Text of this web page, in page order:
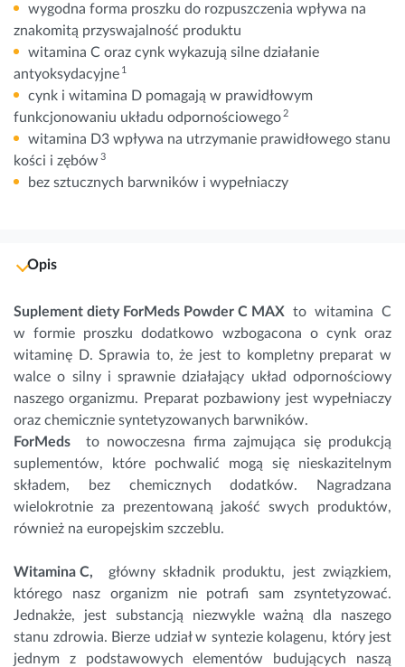
wygodna forma proszku do rozpuszczenia wpływa na
znakomitą przyswajalność produktu
witamina C oraz cynk wykazują silne działanie
antyoksydacyjne1
cynk i witamina D pomagają w prawidłowym
funkcjonowaniu układu odpornościowego2
witamina D3 wpływa na utrzymanie prawidłowego stanu
kości i zębów3
bez sztucznych barwników i wypełniaczy
Opis
Suplement diety ForMeds Powder C MAX to witamina C
w formie proszku dodatkowo wzbogacona o cynk oraz
witaminę D. Sprawia to, że jest to kompletny preparat w
walce o silny i sprawnie działający układ odpornościowy
naszego organizmu. Preparat pozbawiony jest wypełniaczy
oraz chemicznie syntetyzowanych barwników.
ForMeds to nowoczesna firma zajmująca się produkcją
suplementów, które pochwalić mogą się nieskazitelnym
składem, bez chemicznych dodatków. Nagradzana
wielokrotnie za prezentowaną jakość swych produktów,
również na europejskim szczeblu.
Witamina C, główny składnik produktu, jest związkiem,
którego nasz organizm nie potrafi sam zsyntetyzować.
Jednakże, jest substancją niezwykle ważną dla naszego
stanu zdrowia. Bierze udział w syntezie kolagenu, który jest
jednym z podstawowych elementów budujących naszą